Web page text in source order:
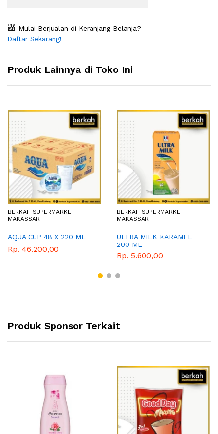
Mulai Berjualan di Keranjang Belanja?
Daftar Sekarang!
Produk Lainnya di Toko Ini
BERKAH SUPERMARKET -
MAKASSAR
AQUA CUP 48 X 220 ML
Rp. 46.200,00
BERKAH SUPERMARKET -
MAKASSAR
ULTRA MILK KARAMEL
200 ML
Rp. 5.600,00
Produk Sponsor Terkait